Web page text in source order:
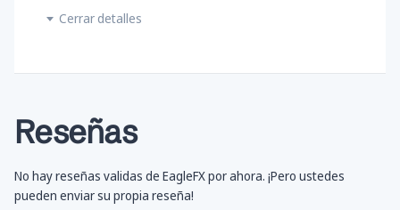
Cerrar detalles
Reseñas
No hay reseñas validas de EagleFX por ahora. ¡Pero ustedes
pueden enviar su propia reseña!